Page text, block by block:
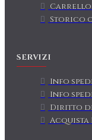
Carrello
Storico
SERVIZI
Info
Info
Diritto
Acquista